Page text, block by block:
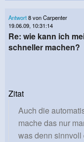
Antwort8 von Carpenter
19.06.09, 10:31:14
Re: wie kann ich
schneller machen?
Zitat
Auch die
mache das nur
was denn sinnvoll